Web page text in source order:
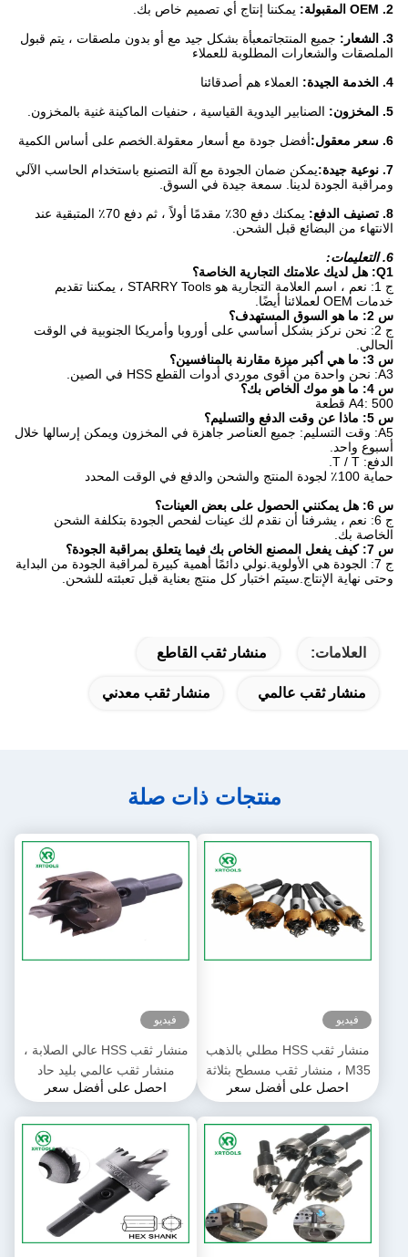
2. OEM المقبولة:
يمكننا إنتاج أي تصميم خاص بك.
3. الشعار:
جميع المنتجاتمعبأة بشكل جيد مع أو بدون ملصقات ، يتم قبول
الملصقات والشعارات المطلوبة للعملاء
4. الخدمة الجيدة:
العملاء هم أصدقائنا
5. المخزون:
الصنابير اليدوية القياسية ، حنفيات الماكينة غنية بالمخزون.
6. سعر معقول:
أفضل جودة مع أسعار معقولة.الخصم على أساس الكمية
7. نوعية جيدة:
يمكن ضمان الجودة مع آلة التصنيع باستخدام الحاسب الآلي
ومراقبة الجودة لدينا. سمعة جيدة في السوق.
8. تصنيف الدفع:
يمكنك دفع 30٪ مقدمًا أولاً ، ثم دفع 70٪ المتبقية عند
الانتهاء من البضائع قبل الشحن.
6. التعليمات:
Q1: هل لديك علامتك التجارية الخاصة؟
ج 1: نعم ، اسم العلامة التجارية هو STARRY Tools ، يمكننا تقديم
خدمات OEM لعملائنا أيضًا.
س 2: ما هو السوق المستهدف؟
ج 2: نحن نركز بشكل أساسي على أوروبا وأمريكا الجنوبية في الوقت
الحالي.
س 3: ما هي أكبر ميزة مقارنة بالمنافسين؟
A3: نحن واحدة من أقوى موردي أدوات القطع HSS في الصين.
س 4: ما هو موك الخاص بك؟
A4: 500 قطعة
س 5: ماذا عن وقت الدفع والتسليم؟
A5: وقت التسليم: جميع العناصر جاهزة في المخزون ويمكن إرسالها خلال
أسبوع واحد.
الدفع: T / T.
حماية 100٪ لجودة المنتج والشحن والدفع في الوقت المحدد
س 6: هل يمكنني الحصول على بعض العينات؟
ج 6: نعم ، يشرفنا أن نقدم لك عينات لفحص الجودة بتكلفة الشحن
الخاصة بك.
س 7: كيف يفعل المصنع الخاص بك فيما يتعلق بمراقبة الجودة؟
ج 7: الجودة هي الأولوية.نولي دائمًا أهمية كبيرة لمراقبة الجودة من البداية
وحتى نهاية الإنتاج.سيتم اختبار كل منتج بعناية قبل تعبئته للشحن.
العلامات: منشار ثقب القاطع
منشار ثقب عالمي منشار ثقب معدني
منتجات ذات صلة
فيديو
منشار ثقب HSS مطلي بالذهب
M35 ، منشار ثقب مسطح بثلاثة
احصل على أفضل سعر
فيديو
منشار ثقب HSS عالي الصلابة ،
منشار ثقب عالمي بليد حاد
للفولاذ المقاوم للصدأ
احصل على أفضل سعر